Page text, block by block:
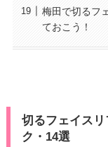
梅田で切るフ
ておこう！
切るフェイス
ク・14選